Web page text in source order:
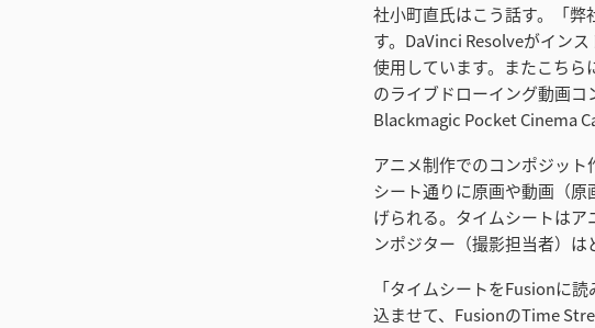
社小町直氏はこう話す。「
す。DaVinci Resolveがイン
使用しています。またこち
のライブドローイング動画
Blackmagic Pocket Cinema
アニメ制作でのコンポジッ
シート通りに原画や動画（
げられる。タイムシートは
ンポジター（撮影担当者）は
「タイムシートをFusionに
込ませて、FusionのTime